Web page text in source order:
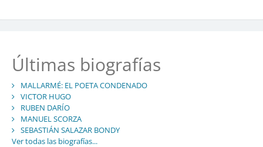
Últimas biografías
MALLARMÉ: EL POETA CONDENADO
VICTOR HUGO
RUBEN DARÍO
MANUEL SCORZA
SEBASTIÁN SALAZAR BONDY
Ver todas las biografías...